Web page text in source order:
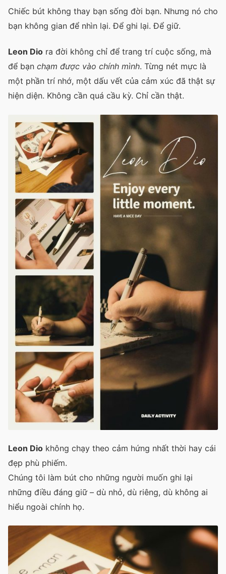
Chiếc bút không thay bạn sống đời bạn. Nhưng nó cho
bạn không gian để nhìn lại. Để ghi lại. Để giữ.
Leon Dio ra đời không chỉ để trang trí cuộc sống, mà
để bạn chạm được vào chính mình. Từng nét mực là
một phần trí nhớ, một dấu vết của cảm xúc đã thật sự
hiện diện. Không cần quá cầu kỳ. Chỉ cần thật.
Leon Dio không chạy theo cảm hứng nhất thời hay cái
đẹp phù phiếm.
Chúng tôi làm bút cho những người muốn ghi lại
những điều đáng giữ – dù nhỏ, dù riêng, dù không ai
hiểu ngoài chính họ.